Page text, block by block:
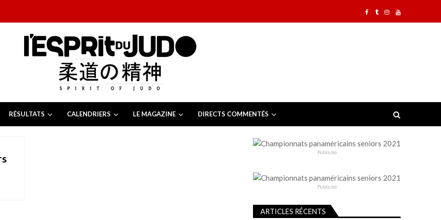
RÉSULTATS CALENDRIERS LE MAGAZINE DIRECTS COMMENTÉS
2026
Publicité
Publicité
ARTICLES RÉCENTS